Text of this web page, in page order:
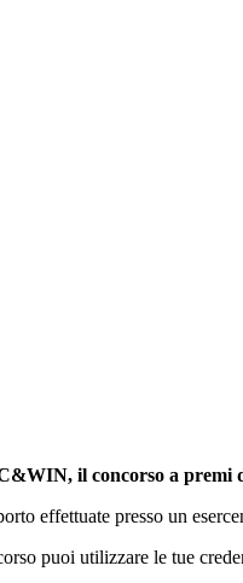
il concorso a premi
effettuate presso un
puoi utilizzare le tue